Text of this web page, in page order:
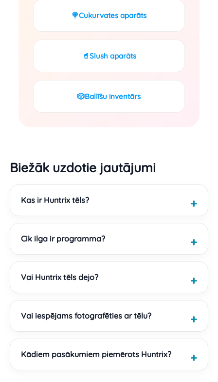
🍭Cukurvates aparāts
🥤Slush aparāts
🎲Ballīšu inventārs
Biežāk uzdotie jautājumi
Kas ir Huntrix tēls?
Cik ilga ir programma?
Vai Huntrix tēls dejo?
Vai iespējams fotografēties ar tēlu?
Kādiem pasākumiem piemērots Huntrix?